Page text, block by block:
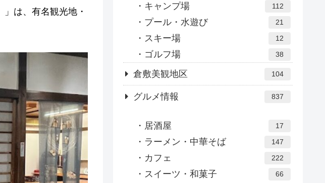
」は、有名観光地・
キャンプ場 112
プール・水遊び 21
スキー場 12
ゴルフ場 38
倉敷美観地区 104
グルメ情報 837
居酒屋 17
ラーメン・中華そば 147
カフェ 222
スイーツ・和菓子 66